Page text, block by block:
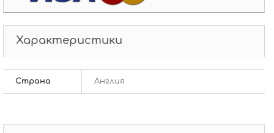
Характеристики
Страна Англия